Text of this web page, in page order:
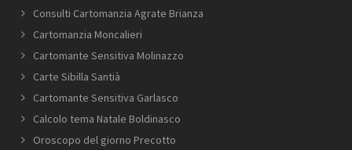
Consulti Cartomanzia Agrate Brianza
Cartomanzia Moncalieri
Cartomante Sensitiva Molinazzo
Carte Sibilla Santià
Cartomante Sensitiva Garlasco
Calcolo tema Natale Boldinasco
Oroscopo del giorno Precotto